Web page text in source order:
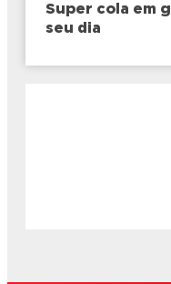
Super cola em
seu dia